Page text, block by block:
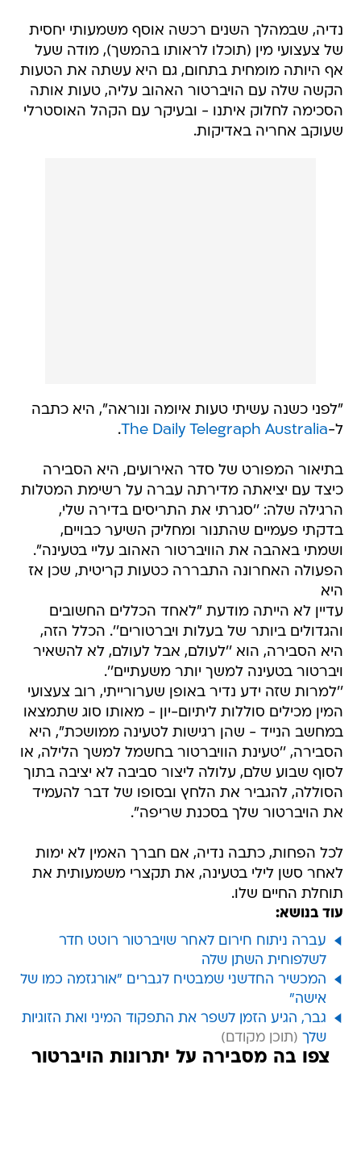
נדיה, שבמהלך השנים רכשה אוסף משמעותי יחסית
של צעצועי מין (תוכלו לראותו בהמשך), מודה שעל
אף היותה מומחית בתחום, גם היא עשתה את הטעות
הקשה שלה עם הויברטור האהוב עליה, טעות אותה
הסכימה לחלוק איתנו - ובעיקר עם הקהל האוסטרלי
שעוקב אחריה באדיקות.
"לפני כשנה עשיתי טעות איומה ונוראה", היא כתבה
ל-The Daily Telegraph Australia
.
בתיאור המפורט של סדר האירועים, היא הסבירה
כיצד עם יציאתה מדירתה עברה על רשימת המטלות
הרגילה שלה: ''סגרתי את התריסים בדירה שלי,
בדקתי פעמיים שהתנור ומחליק השיער כבויים,
ושמתי באהבה את הוויברטור האהוב עליי בטעינה".
הפעולה האחרונה התבררה כטעות קריטית, שכן אז
היא
עדיין לא הייתה מודעת "לאחד הכללים החשובים
והגדולים ביותר של בעלות ויברטורים''. הכלל הזה,
היא הסבירה, הוא ''לעולם, אבל לעולם, לא להשאיר
ויברטור בטעינה למשך יותר משעתיים''.
''למרות שזה ידע נדיר באופן שערורייתי, רוב צעצועי
המין מכילים סוללות ליתיום-יון - מאותו סוג שתמצאו
במחשב הנייד - שהן רגישות לטעינה ממושכת", היא
הסבירה, ''טעינת הוויברטור בחשמל למשך הלילה, או
לסוף שבוע שלם, עלולה ליצור סביבה לא יציבה בתוך
הסוללה, להגביר את הלחץ ובסופו של דבר להעמיד
את הויברטור שלך בסכנת שריפה".
לכל הפחות, כתבה נדיה, אם חברך האמין לא ימות
לאחר סשן לילי בטעינה, את תקצרי משמעותית את
תוחלת החיים שלו.
עוד בנושא:
עברה ניתוח חירום לאחר שויברטור רוטט חדר
לשלפוחית השתן שלה
המכשיר החדשני שמבטיח לגברים "אורגזמה כמו של
אישה"
גבר, הגיע הזמן לשפר את התפקוד המיני ואת הזוגיות
שלך
צפו בה מסבירה על יתרונות הויברטור